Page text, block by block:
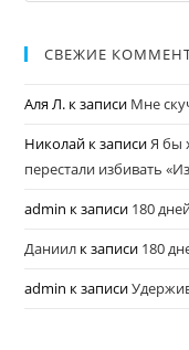
СВЕЖИЕ
Аля Л. к записи Мне
Николай к записиЯ бы
перестали избивать
admin к записи 180
Даниил к записи 180
admin к записи